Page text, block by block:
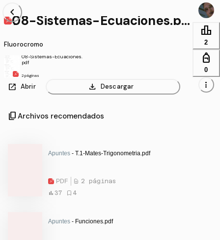
chevron_left
08-Sistemas-Ecuaciones.pd
f
Fluorocromo
08-Sistemas-Ecuaciones.
pdf
2 páginas
open_in_new Abrir download Descargar
leaderboard
2
personal_bag
0
more_vert
content_copy Archivos recomendados
Apuntes - T.1-Mates-Trigonometria.pdf
PDF
2 páginas
37
4
Apuntes - Funciones.pdf